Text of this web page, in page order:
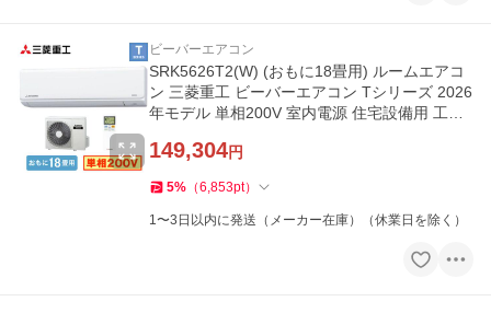
ビーバーエアコン
SRK5626T2(W) (おもに18畳用) ルームエアコ
ン 三菱重工 ビーバーエアコン Tシリーズ 2026
年モデル 単相200V 室内電源 住宅設備用 工事
149,304円
5% （6,853pt）
1〜3日以内に発送（メーカー在庫）（休業日を除く）